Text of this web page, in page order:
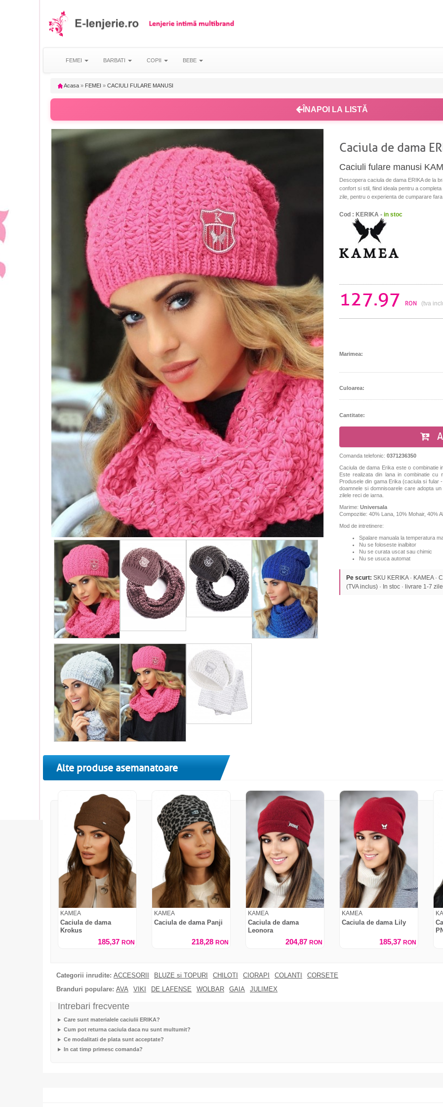
FEMEI BARBATI COPII BEBE
Acasa » FEMEI » CACIULI FULARE MANUSI
ÎNAPOI LA LISTĂ
Caciula de dama
Caciuli fulare manusi
Descopera caciula de dama ERIKA de la
confort si stil, fiind ideala pentru a
zile, pentru o experienta de cumparare fara
Cod : KERIKA - in stoc
127.97 RON (tva
Marimea:
Culoarea:
Cantitate:
Comanda telefonic: 0371236350
Caciula de dama Erika este o combinatie
Este realizata din lana in combinatie cu
Produsele din gama Erika (caciula si fular
doamnele si domnisoarele care adopta
zilele reci de iarna.
Marime: Universala
Compozitie: 40% Lana, 10% Mohair, 40%
Mod de intretinere:
Spalare manuala la temperatura
Nu se foloseste inalbitor
Nu se curata uscat sau chimic
Nu se usuca automat
Pe scurt: SKU KERIKA · KAMEA ·
(TVA inclus) · In stoc · livrare 1-7
Alte produse asemanatoare
KAMEA
Caciula de dama
Krokus
185,37 RON
KAMEA
Caciula de dama Panji
218,28 RON
KAMEA
Caciula de dama
Leonora
204,87 RON
KAMEA
Caciula de dama Lily
185,37 RON
PN
Categorii inrudite: ACCESORII BLUZE si TOPURI CHILOTI CIORAPI COLANTI
CORSETE
Branduri populare: AVA VIKI DE LAFENSE WOLBAR GAIA JULIMEX
Intrebari frecvente
Care sunt materialele caciulii ERIKA?
Cum pot returna caciula daca nu sunt multumit?
Ce modalitati de plata sunt acceptate?
In cat timp primesc comanda?